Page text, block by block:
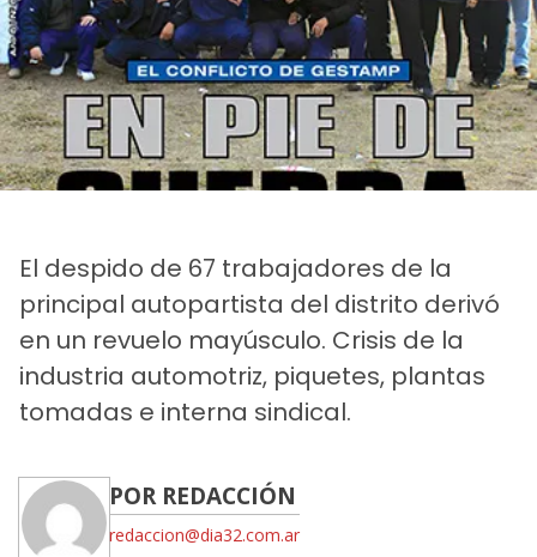
El despido de 67 trabajadores de la
principal autopartista del distrito derivó
en un revuelo mayúsculo. Crisis de la
industria automotriz, piquetes, plantas
tomadas e interna sindical.
POR REDACCIÓN
redaccion@dia32.com.ar